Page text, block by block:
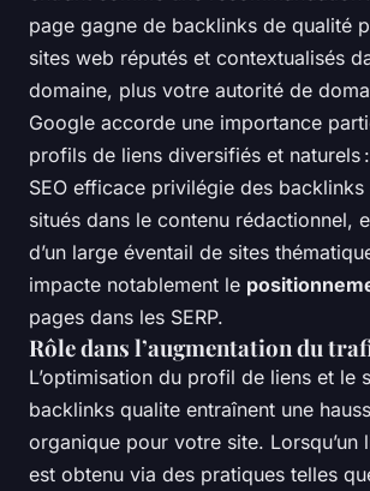
page gagne de backlinks de qualité
sites web réputés et contextualisés
domaine, plus votre autorité de
Google accorde une importance
profils de liens diversifiés et naturels
SEO efficace privilégie des
situés dans le contenu rédactionnel,
d’un large éventail de sites
impacte notablement le
pages dans les SERP.
Rôle dans l’augmentation du
L’optimisation du profil de liens et le
backlinks qualite entraînent une
organique pour votre site. Lorsqu’un
est obtenu via des pratiques telles